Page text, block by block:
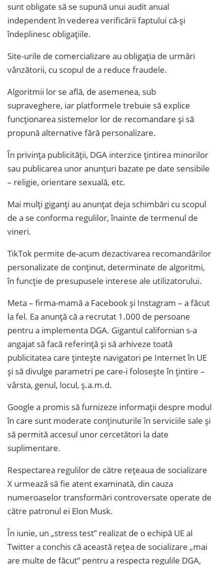
sunt obligate să se supună unui audit anual
independent în vederea verificării faptului că-și
îndeplinesc obligațiile.
Site-urile de comercializare au obligația de urmări
vânzătorii, cu scopul de a reduce fraudele.
Algoritmii lor se află, de asemenea, sub
supraveghere, iar platformele trebuie să explice
funcționarea sistemelor lor de recomandare și să
propună alternative fără personalizare.
În privința publicității, DGA interzice țintirea minorilor
sau publicarea unor anunțuri bazate pe date sensibile
– religie, orientare sexuală, etc.
Mai mulți giganți au anunțat deja schimbări cu scopul
de a se conforma regulilor, înainte de termenul de
vineri.
TikTok permite de-acum dezactivarea recomandărilor
personalizate de conținut, determinate de algoritmi,
în funcție de presupusele interese ale utilizatorului.
Meta – firma-mamă a Facebook și Instagram – a făcut
la fel. Ea anunță că a recrutat 1.000 de persoane
pentru a implementa DGA. Gigantul californian s-a
angajat să facă referință și să arhiveze toată
publicitatea care țintește navigatori pe Internet în UE
și să divulge parametri pe care-i folosește în țintire –
vârsta, genul, locul, ș.a.m.d.
Google a promis să furnizeze informații despre modul
în care sunt moderate conținuturile în serviciile sale și
să permită accesul unor cercetători la date
suplimentare.
Respectarea regulilor de către rețeaua de socializare
X urmează să fie atent examinată, din cauza
numeroaselor transformări controversate operate de
către patronul ei Elon Musk.
În iunie, un „stress test” realizat de o echipă UE al
Twitter a conchis că această rețea de socializare „mai
are multe de făcut” pentru a respecta regulile DGA,